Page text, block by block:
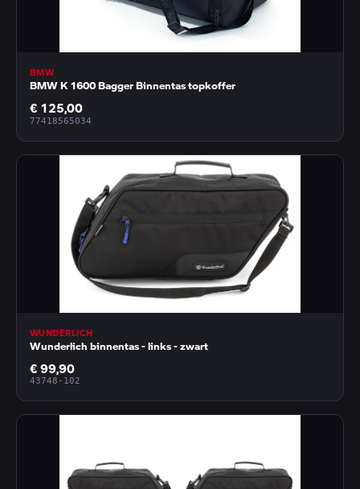
BMW
BMW K 1600 Bagger Binnentas topkoffer
€ 125,00
77418565034
WUNDERLICH
Wunderlich binnentas - links - zwart
€ 99,90
43748-102